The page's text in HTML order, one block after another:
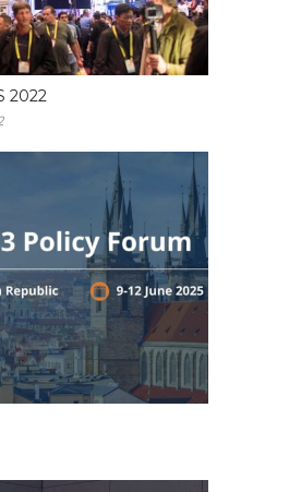
2022